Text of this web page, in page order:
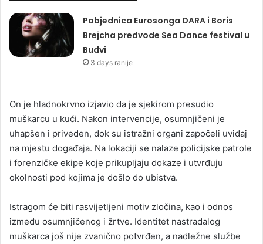
Pobjednica Eurosonga DARA i Boris
Brejcha predvode Sea Dance festival u
Budvi
3 days ranije
On je hladnokrvno izjavio da je sjekirom presudio
muškarcu u kući. Nakon intervencije, osumnjičeni je
uhapšen i priveden, dok su istražni organi započeli uviđaj
na mjestu događaja. Na lokaciji se nalaze policijske patrole
i forenzičke ekipe koje prikupljaju dokaze i utvrđuju
okolnosti pod kojima je došlo do ubistva.
Istragom će biti rasvijetljeni motiv zločina, kao i odnos
između osumnjičenog i žrtve. Identitet nastradalog
muškarca još nije zvanično potvrđen, a nadležne službe